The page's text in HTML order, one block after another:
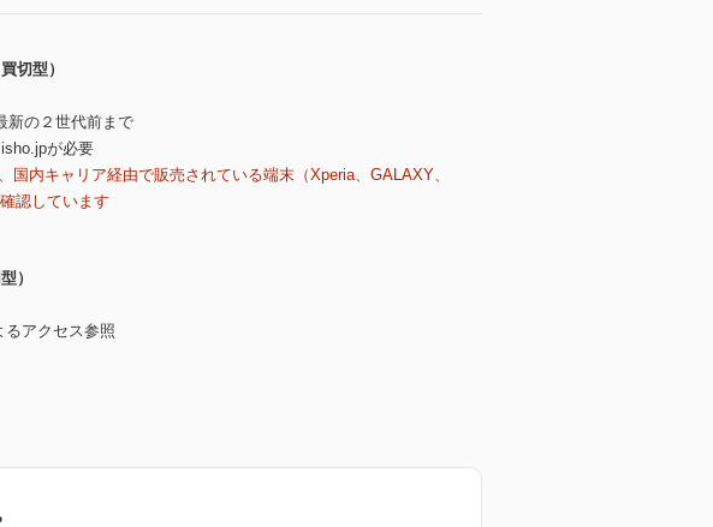
切型）
新の２世代前まで
が必要
内キャリア経由で販売されている端末（Xperia、GALAXY、
認しています
）
アクセス参照